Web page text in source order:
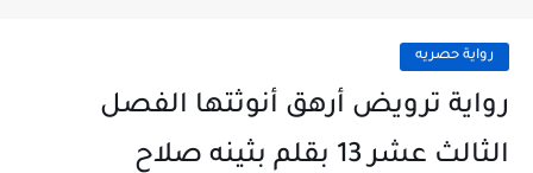
رواية حصريه
رواية ترويض أرهق أنوثتها الفصل
الثالث عشر 13 بقلم بثينه صلاح